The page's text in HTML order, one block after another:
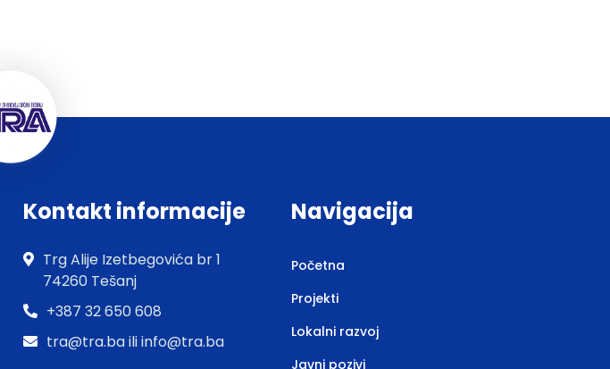
Kontakt informacije
Trg Alije Izetbegovića br 1
74260 Tešanj
+387 32 650 608
tra@tra.ba ili info@tra.ba
Navigacija
Početna
Projekti
Lokalni razvoj
Javni pozivi